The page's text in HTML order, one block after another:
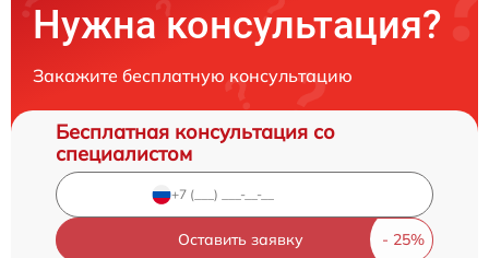
Нужна консультация?
Закажите бесплатную консультацию
Бесплатная консультация со
специалистом
Оставить заявку